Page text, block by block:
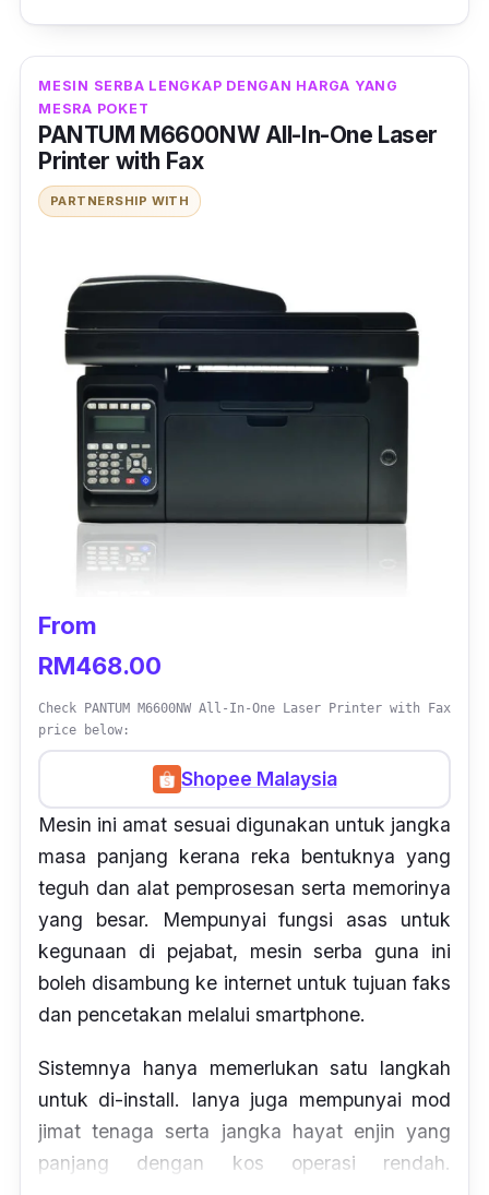
MESIN SERBA LENGKAP DENGAN HARGA YANG
MESRA POKET
PANTUM M6600NW All-In-One Laser
Printer with Fax
PARTNERSHIP WITH
From
RM468.00
Check PANTUM M6600NW All-In-One Laser Printer with Fax
price below:
Shopee Malaysia
Mesin ini amat sesuai digunakan untuk jangka
masa panjang kerana reka bentuknya yang
teguh dan alat pemprosesan serta memorinya
yang besar. Mempunyai fungsi asas untuk
kegunaan di pejabat, mesin serba guna ini
boleh disambung ke internet untuk tujuan faks
dan pencetakan melalui smartphone.
Sistemnya hanya memerlukan satu langkah
untuk di-install. Ianya juga mempunyai mod
jimat tenaga serta jangka hayat enjin yang
panjang dengan kos operasi rendah.